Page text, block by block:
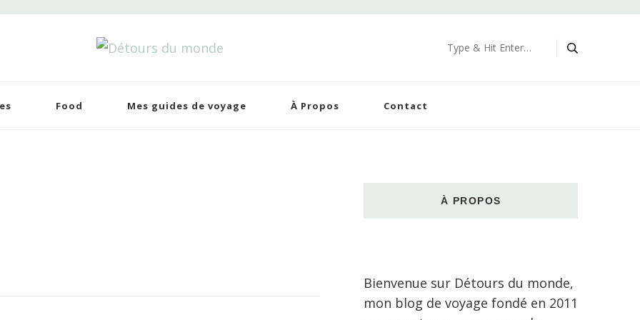
Looking
for
Food Mes guides de voyage À Propos Contact
À PROPOS
Bienvenue sur Détours du monde,
mon blog de voyage fondé en 2011